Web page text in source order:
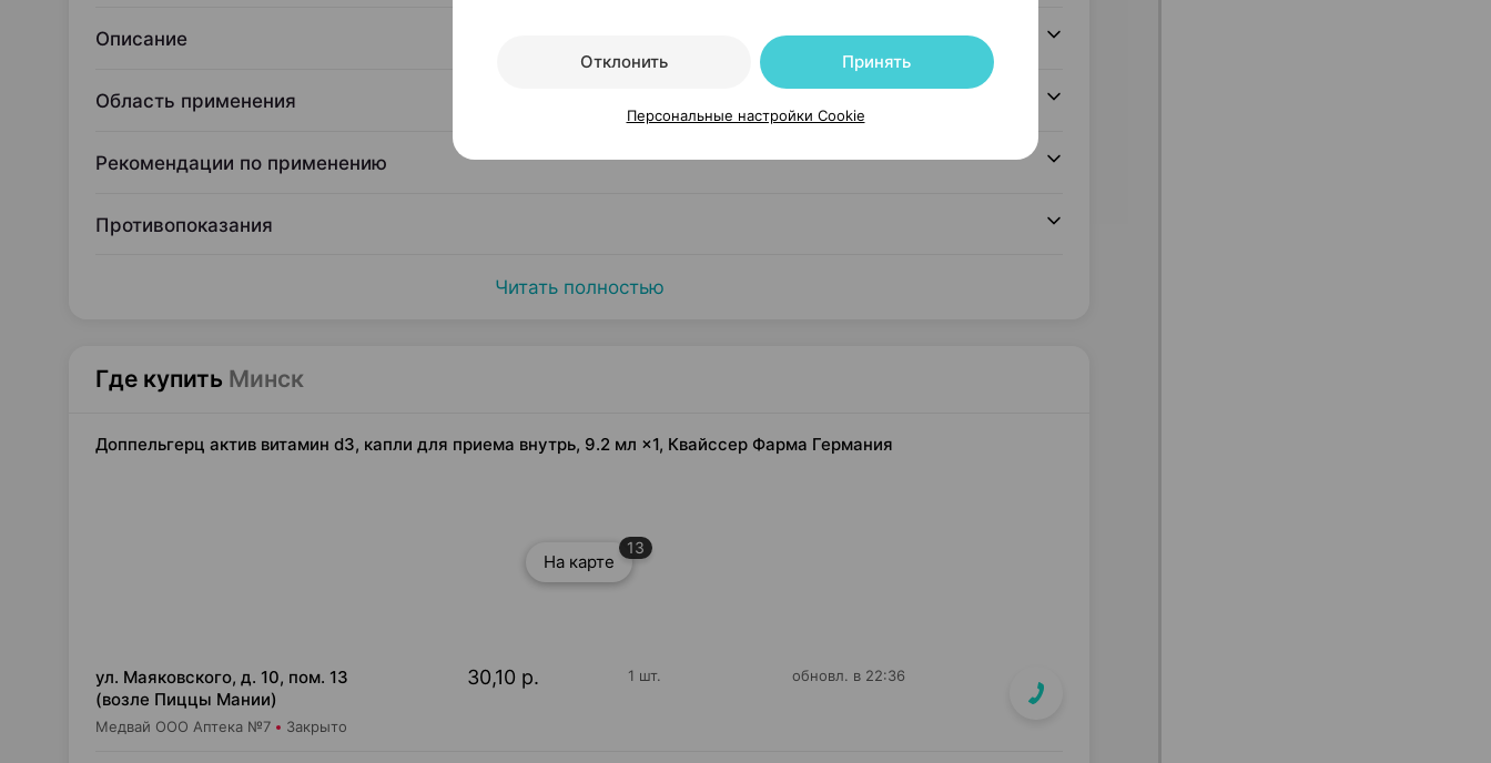
Описание
Область применения
Рекомендации по применению
Противопоказания
Читать полностью
Где купить Минск
Доппельгерц актив витамин d3, капли для приема внутрь, 9.2 мл ×1, Квайссер Фарма Германия
На карте
13
ул. Маяковского, д. 10, пом. 13
(возле Пиццы Мании)
Медвай ООО Аптека №7 Закрыто
30,10 р. 1 шт. обновл. в 22:36
Отклонить Принять
Персональные настройки Cookie